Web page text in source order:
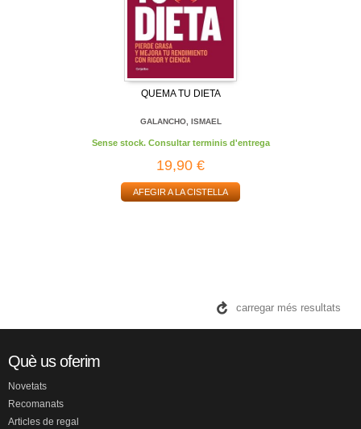
QUEMA TU DIETA
GALANCHO, ISMAEL
Sense stock. Consultar terminis d'entrega
19,90 €
AFEGIR A LA CISTELLA
carregar més resultats
Què us oferim
Novetats
Recomanats
Articles de regal